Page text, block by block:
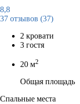
8,8
37 отзывов (37)
2 кровати
3 гостя
20 м2
Общая площадь
Спальные места